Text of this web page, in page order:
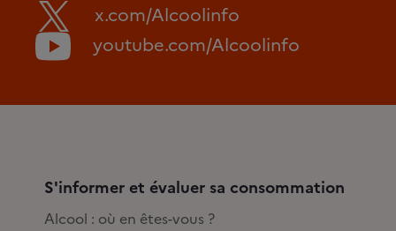
x.com/Alcoolinfo
youtube.com/Alcoolinfo
S'informer et évaluer sa consommation
Alcool : où en êtes-vous ?